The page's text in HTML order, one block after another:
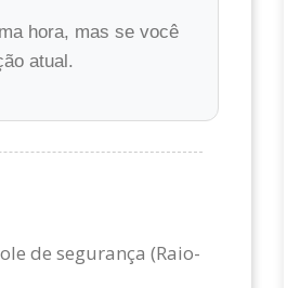
hora, mas se você
atual.
de segurança (Raio-